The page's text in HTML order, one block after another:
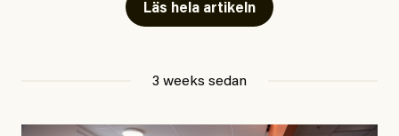
mardröm? Bra, allt annat vore fullständigt orimligt.
att han brukar vara ganska återhållsam när han
Läs hela artikeln
3 weeks sedan